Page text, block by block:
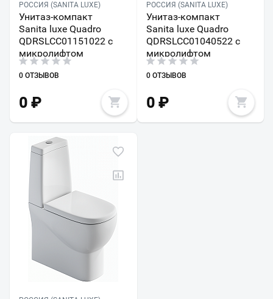
РОССИЯ (SANITA LUXE)
Унитаз-компакт
Sanita luxe Quadro
QDRSLCC01151022 с
микролифтом
0 ОТЗЫВОВ
0 ₽
РОССИЯ (SANITA LUXE)
Унитаз-компакт
Sanita luxe Quadro
QDRSLCC01040522 с
микролифтом
0 ОТЗЫВОВ
0₽